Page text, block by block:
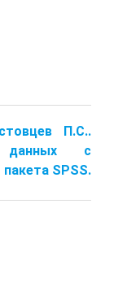
П.С..
данных с
SPSS.